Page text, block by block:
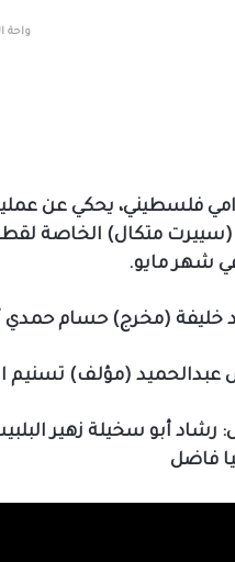
واحة
فلسطيني، يحكي عن
شهر مايو.
خليفة (مخرج) حسام حمدي
عبدالحميد (مؤلف) تسنيم
رشاد أبو سخيلة زهير
فاضل